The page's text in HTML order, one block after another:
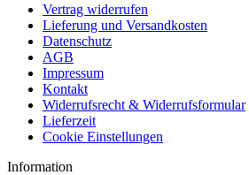
Vertrag widerrufen
Lieferung und Versandkosten
Datenschutz
AGB
Impressum
Kontakt
Widerrufsrecht & Widerrufsformular
Lieferzeit
Cookie Einstellungen
Information